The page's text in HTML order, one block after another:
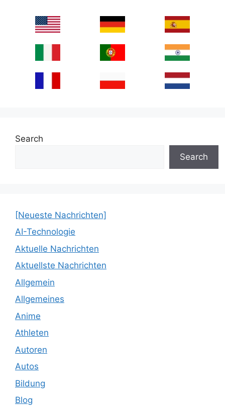
Search
Search
[Neueste Nachrichten]
AI-Technologie
Aktuelle Nachrichten
Aktuellste Nachrichten
Allgemein
Allgemeines
Anime
Athleten
Autoren
Autos
Bildung
Blog